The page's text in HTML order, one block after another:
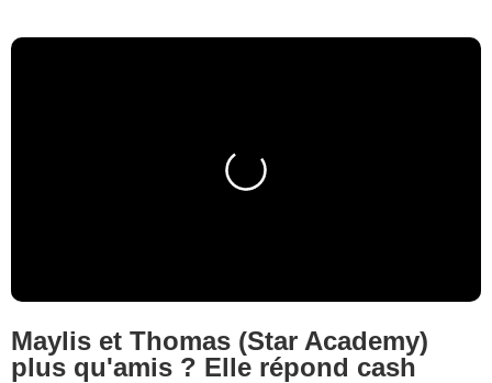
Maylis et Thomas (Star Academy)
plus qu'amis ? Elle répond cash